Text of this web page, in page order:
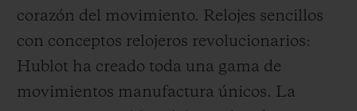
corazón del movimiento. Relojes sencillos
con conceptos relojeros revolucionarios:
Hublot ha creado toda una gama de
movimientos manufactura únicos. La